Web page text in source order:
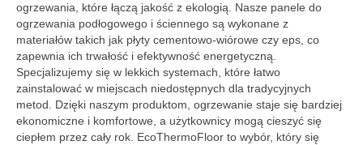
ogrzewania, które łączą jakość z ekologią. Nasze panele do
ogrzewania podłogowego i ściennego są wykonane z
materiałów takich jak płyty cementowo-wiórowe czy eps, co
zapewnia ich trwałość i efektywność energetyczną.
Specjalizujemy się w lekkich systemach, które łatwo
zainstalować w miejscach niedostępnych dla tradycyjnych
metod. Dzięki naszym produktom, ogrzewanie staje się bardziej
ekonomiczne i komfortowe, a użytkownicy mogą cieszyć się
ciepłem przez cały rok. EcoThermoFloor to wybór, który się